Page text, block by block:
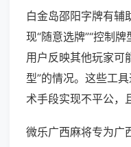
白金岛邵阳字牌有辅
现“随意选牌”“控制
用户反映其他玩家可
型”的情况。这些工
术手段实现不平公，
微乐广西麻将专为广